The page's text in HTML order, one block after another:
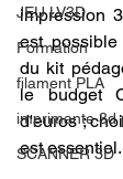
JEU LV3D
Formation
filament PLA
imprimante 3d
SCANNER 3D
impression
est
du kit
le budget
d'euros ;
est essentiel.